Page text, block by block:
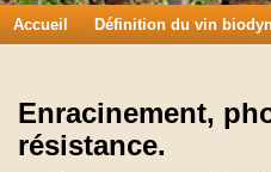
Accueil Définition du vin
Enracinement,
résistance.